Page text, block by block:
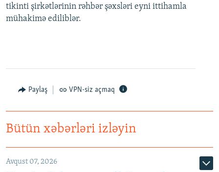
tikinti şirkətlərinin rəhbər şəxsləri eyni ittihamla
mühakimə ediliblər.
Paylaş VPN-siz açmaq
Bütün xəbərləri izləyin
Avqust 07, 2026